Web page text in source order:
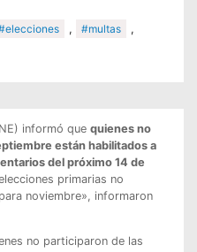
, #multas
,
informó que quienes no
están habilitados a
del próximo 14 de
primarias no
noviembre», informaron
no participaron de las